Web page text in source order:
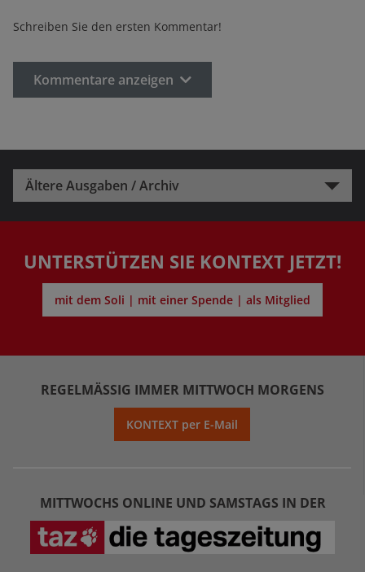
Schreiben Sie den ersten Kommentar!
Kommentare anzeigen
Ältere Ausgaben / Archiv
UNTERSTÜTZEN SIE KONTEXT JETZT!
mit dem Soli | mit einer Spende | als Mitglied
REGELMÄSSIG IMMER MITTWOCH MORGENS
KONTEXT per E-Mail
MITTWOCHS ONLINE UND SAMSTAGS IN DER